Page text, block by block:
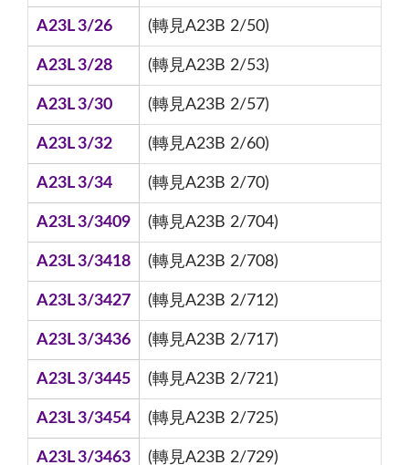
A23L 3/26 (轉見A23B 2/50)
A23L 3/28 (轉見A23B 2/53)
A23L 3/30 (轉見A23B 2/57)
A23L 3/32 (轉見A23B 2/60)
A23L 3/34 (轉見A23B 2/70)
A23L 3/3409 (轉見A23B 2/704)
A23L 3/3418 (轉見A23B 2/708)
A23L 3/3427 (轉見A23B 2/712)
A23L 3/3436 (轉見A23B 2/717)
A23L 3/3445 (轉見A23B 2/721)
A23L 3/3454 (轉見A23B 2/725)
A23L 3/3463 (轉見A23B 2/729)